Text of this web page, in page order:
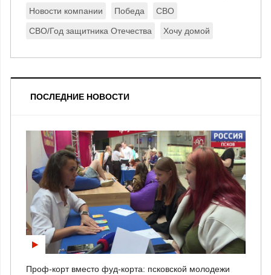
Новости компании Победа СВО
СВО/Год защитника Отечества Хочу домой
ПОСЛЕДНИЕ НОВОСТИ
Проф-корт вместо фуд-корта: псковской молодежи